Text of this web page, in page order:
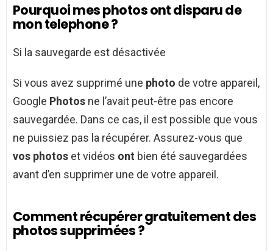
Pourquoi mes photos ont disparu de
mon telephone ?
Si la sauvegarde est désactivée
Si vous avez supprimé une photo de votre appareil,
Google Photos ne l’avait peut-être pas encore
sauvegardée. Dans ce cas, il est possible que vous
ne puissiez pas la récupérer. Assurez-vous que
vos photos et vidéos ont bien été sauvegardées
avant d’en supprimer une de votre appareil.
Comment récupérer gratuitement des
photos supprimées ?